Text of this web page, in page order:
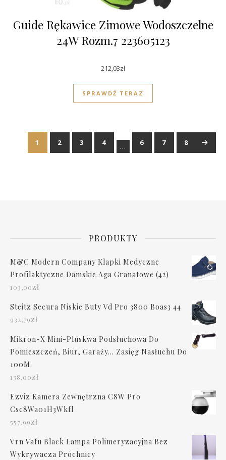
Guide Rękawice Zimowe Wodoszczelne
24W Rozm.7 223605123
212,03zł
SPRAWDŹ TERAZ
1 2 3 4 … 6 7 8
PRODUKTY
M&C Modern Company Klapki Medyczne
Profilaktyczne Damskie Aga Granatowe (42)
103,00zł
Steitz Secura Niskie Buty Vd Pro 3800 Boas3 44
932,79zł
Mikron-X Mini-Pluskwa Podsłuchowa Do
Pomieszczeń, Biur, Garaży... Zasięg Nasłuchu Do
100M.
138,00zł
Ezviz Kamera Zewnętrzna C8W Pro
Csc8Wa01H3Wkfl
557,99zł
Vrn Vafu Black Lampa Polimeryzacyjna Bez
Wykrywacza Próchnicy